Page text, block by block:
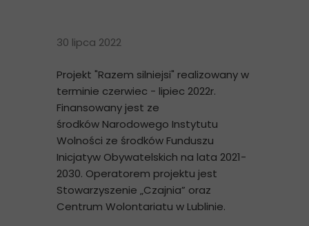
30 lipca 2022
Projekt "Razem silniejsi" realizowany w
terminie czerwiec - lipiec 2022r.
Finansowany jest ze
środków Narodowego Instytutu
Wolności ze środków Funduszu
Inicjatyw Obywatelskich na lata 2021-
2030. Operatorem projektu jest
Stowarzyszenie „Czajnia” oraz
Centrum Wolontariatu w Lublinie.